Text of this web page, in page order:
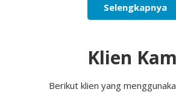
Selengkapnya
Klien
Berikut klien yang